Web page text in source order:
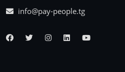
info@pay-people.tg